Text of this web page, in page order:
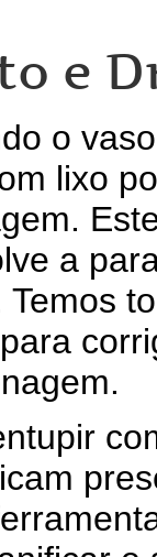
e
o
lixo
a